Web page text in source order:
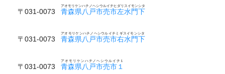
〒031-0073 青森県八戸市売市左水門下
アオモリケンハチノヘシウルイチヒダリスイモンシタ
〒031-0073 青森県八戸市売市右水門下
アオモリケンハチノヘシウルイチミギスイモンシタ
〒031-0073 青森県八戸市売市１
アオモリケンハチノヘシウルイチ１